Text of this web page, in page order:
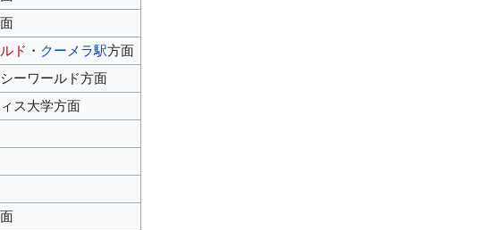
ド ・ クーメラ駅方面
ーワールド方面
ス大学方面